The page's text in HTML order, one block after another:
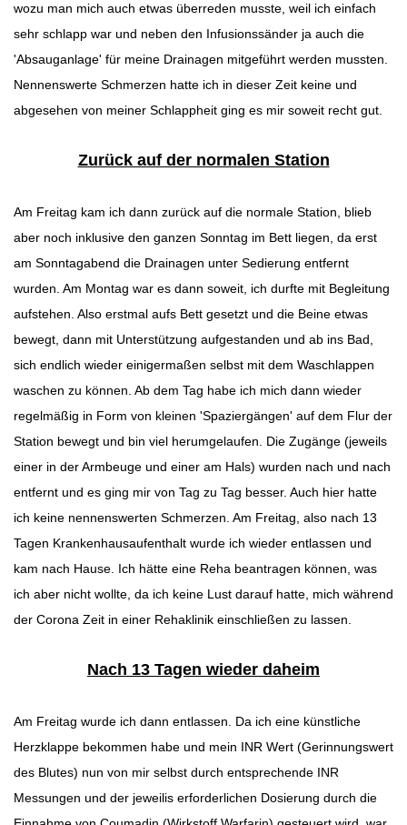
wozu man mich auch etwas überreden musste, weil ich einfach
sehr schlapp war und neben den Infusionssänder ja auch die
'Absauganlage' für meine Drainagen mitgeführt werden mussten.
Nennenswerte Schmerzen hatte ich in dieser Zeit keine und
abgesehen von meiner Schlappheit ging es mir soweit recht gut.
Zurück auf der normalen Station
Am Freitag kam ich dann zurück auf die normale Station, blieb
aber noch inklusive den ganzen Sonntag im Bett liegen, da erst
am Sonntagabend die Drainagen unter Sedierung entfernt
wurden. Am Montag war es dann soweit, ich durfte mit Begleitung
aufstehen. Also erstmal aufs Bett gesetzt und die Beine etwas
bewegt, dann mit Unterstützung aufgestanden und ab ins Bad,
sich endlich wieder einigermaßen selbst mit dem Waschlappen
waschen zu können. Ab dem Tag habe ich mich dann wieder
regelmäßig in Form von kleinen 'Spaziergängen' auf dem Flur der
Station bewegt und bin viel herumgelaufen. Die Zugänge (jeweils
einer in der Armbeuge und einer am Hals) wurden nach und nach
entfernt und es ging mir von Tag zu Tag besser. Auch hier hatte
ich keine nennenswerten Schmerzen. Am Freitag, also nach 13
Tagen Krankenhausaufenthalt wurde ich wieder entlassen und
kam nach Hause. Ich hätte eine Reha beantragen können, was
ich aber nicht wollte, da ich keine Lust darauf hatte, mich während
der Corona Zeit in einer Rehaklinik einschließen zu lassen.
Nach 13 Tagen wieder daheim
Am Freitag wurde ich dann entlassen. Da ich eine künstliche
Herzklappe bekommen habe und mein INR Wert (Gerinnungswert
des Blutes) nun von mir selbst durch entsprechende INR
Messungen und der jeweilis erforderlichen Dosierung durch die